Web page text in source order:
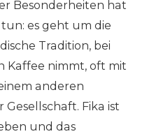
Besonderheiten hat
tun: es geht um die
Tradition, bei
Kaffee nimmt, oft mit
anderen
Fika ist
und das